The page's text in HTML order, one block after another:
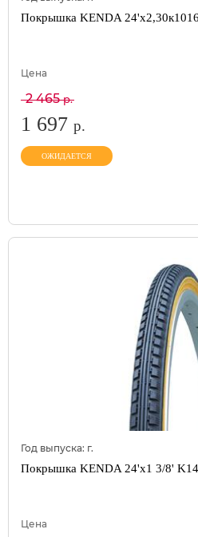
Покрышка KENDA
Цена
2 465р.
1 697 р.
ОЖИДАЕТСЯ
Год выпуска: г.
Покрышка KENDA 24'х1 3/8'
Цена